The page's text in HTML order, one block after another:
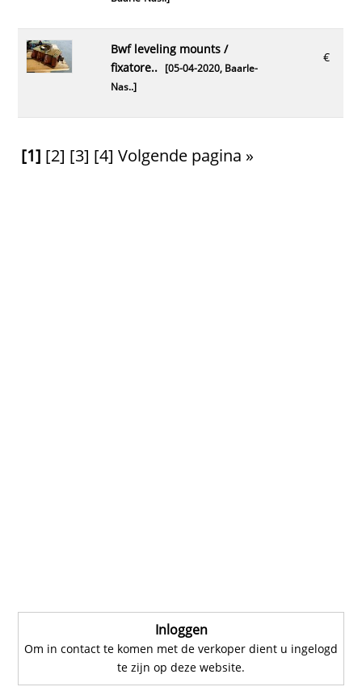
€
bwf leveling mounts /
fixatore..[05-04-2020, Baarle-
Nas..]
[1] [2] [3] [4] Volgende pagina »
Inloggen
Om in contact te komen met de verkoper dient u ingelogd
te zijn op deze website.